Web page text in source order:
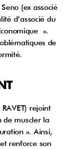
(ex associé
d’associé du
».
de
rejoint
de muscler la
». Ainsi,
renforce son